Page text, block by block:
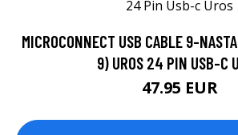
MICROCONNECT USB CABLE 9-
9) UROS 24 PIN USB-C
47.95 EUR